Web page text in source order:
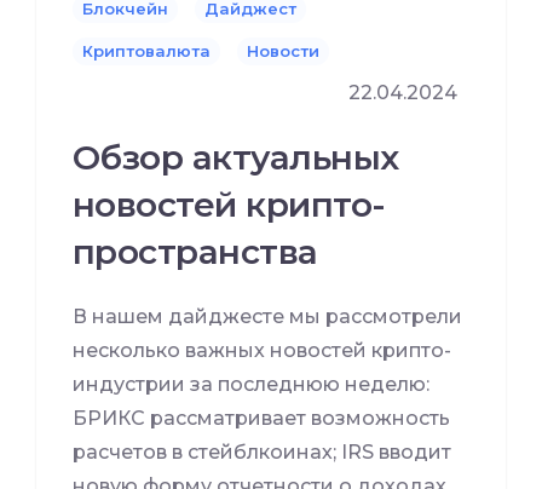
Блокчейн Дайджест
Криптовалюта Новости
22.04.2024
Обзор актуальных
новостей крипто-
пространства
В нашем дайджесте мы рассмотрели
несколько важных новостей крипто-
индустрии за последнюю неделю:
БРИКС рассматривает возможность
расчетов в стейблкоинах; IRS вводит